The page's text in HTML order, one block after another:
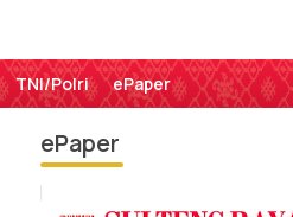
TNI/Polri ePaper
ePaper